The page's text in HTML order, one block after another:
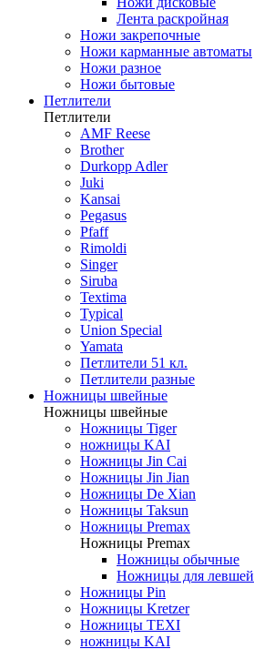
Лента раскройная
Ножи закрепочные
Ножи карманные автоматы
Ножи разное
Ножи бытовые
Петлители
Петлители
AMF Reese
Brother
Durkopp Adler
Juki
Kansai
Pegasus
Pfaff
Rimoldi
Singer
Siruba
Textima
Typical
Union Special
Yamata
Петлители 51 кл.
Петлители разные
Ножницы швейные
Ножницы швейные
Ножницы Tiger
ножницы KAI
Ножницы Jin Cai
Ножницы Jin Jian
Ножницы De Xian
Ножницы Taksun
Ножницы Premax
Ножницы Premax
Ножницы обычные
Ножницы для левшей
Ножницы Pin
Ножницы Kretzer
Ножницы TEXI
ножницы KAI